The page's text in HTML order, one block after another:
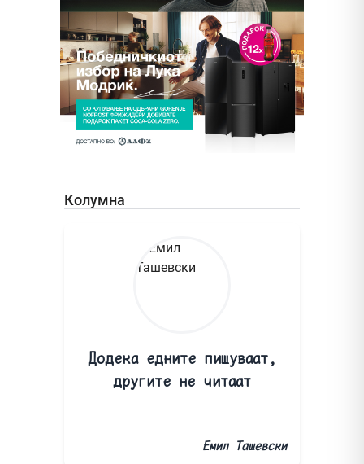
Колумна
Додека едните пишуваат,
другите не читаат
Емил Ташевски